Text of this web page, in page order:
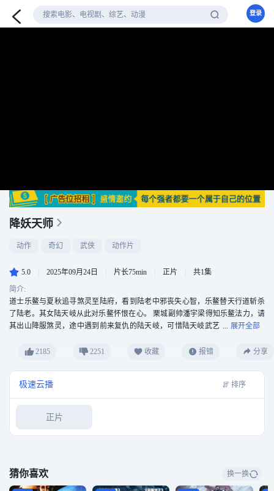
登录
降妖天师
动作 奇幻 武侠 动作片
5.0 2025年09月24日 片长75min 正片
共1集
简介:
道士乐鳌与夏秋追寻煞灵至陆府，看到陆老中邪丧失心智，乐鳌替天行道斩杀
了陆老。其女陆天岐从此对乐鳌怀恨在心。 栗城副帅潘宇梁得知乐鳌法力，请
其出山降服煞灵，途中遇到前来复仇的陆天岐，可惜陆天岐武艺
次中邪之人正是军队大帅，乐鳌斩除煞灵，大帅亦死，潘宇梁顺势成为统帅。
生愧疚。 煞灵找到失落的潘帅，附身于他，利用陆天岐的仇恨，让陆天岐诱骗
出乐鳌的夜行医手札。陆天岐在诱骗乐鳌的过程中发现乐鳌内心的善良，乐鳌
也逐渐顿悟手札的奥义，成功进入永夜岛。陆天岐后悔诱骗乐鳌为时已晚，潘
宇梁挟持道观中人逼迫乐鳌交出手札，释放煞灵。 最终，潘宇梁的本体战胜煞
灵，乐鳌夏秋陆天岐三人合力，将煞灵斩死，栗城恢复了安宁。
2185 2251 收藏 报错 分享
极速云播 排序
正片
猜你喜欢 换一换